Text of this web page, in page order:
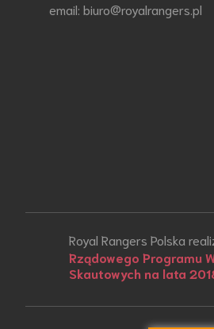
email: biuro@royalrangers.pl
Royal Rangers Polska
Rządowego Programu
Skautowych na lata